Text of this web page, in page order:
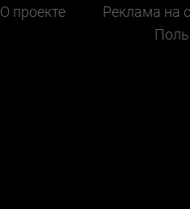
О проекте Реклама на